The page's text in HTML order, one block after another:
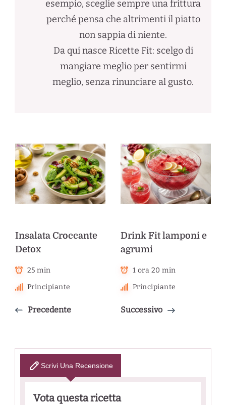
esempio, sceglie sempre una frittura
perché pensa che altrimenti il piatto
non sappia di niente.
Da qui nasce Ricette Fit: scelgo di
mangiare meglio per sentirmi
meglio, senza rinunciare al gusto.
Insalata Croccante
Detox
25 min
Principiante
Precedente
Drink Fit lamponi e
agrumi
1 ora 20 min
Principiante
Successivo
Scrivi Una Recensione
Vota questa ricetta